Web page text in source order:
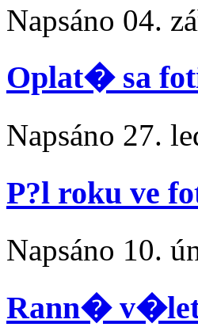
Napsáno 04.
Oplat� sa
Napsáno 27.
P?l roku ve
Napsáno 10.
Rann� v�let